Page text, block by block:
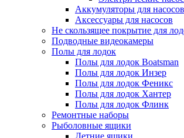
Аккумуляторы для насосов
Аксессуары для насосов
Не скользящее покрытие для
Подводные видеокамеры
Полы для лодок
Полы для лодок Boatsman
Полы для лодок Инзер
Полы для лодок Феникс
Полы для лодок Хантер
Полы для лодок Флинк
Ремонтные наборы
Рыболовные ящики
Летние ящики